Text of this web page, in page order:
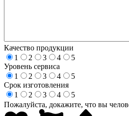
Качество продукции
1
2 3 4
5
Уровень сервиса
1
2 3 4
5
Срок изготовления
1
2 3 4
5
Пожалуйста, докажите, что вы